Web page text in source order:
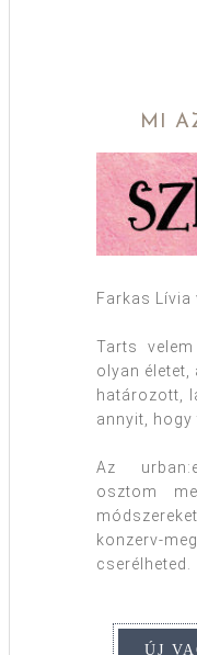
MI
Farkas Lívia
Tarts
olyan életet,
határozott,
annyit, hogy
Az
osztom
konzerv-
cserélheted.